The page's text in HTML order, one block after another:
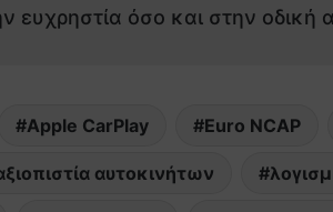
ευχρηστία όσο και στην οδική
Apple CarPlay Euro NCAP
αυτοκινήτων